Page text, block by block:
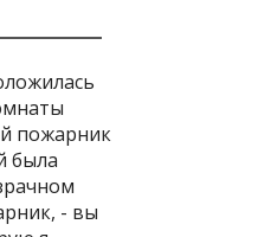
пожарник
была
- вы